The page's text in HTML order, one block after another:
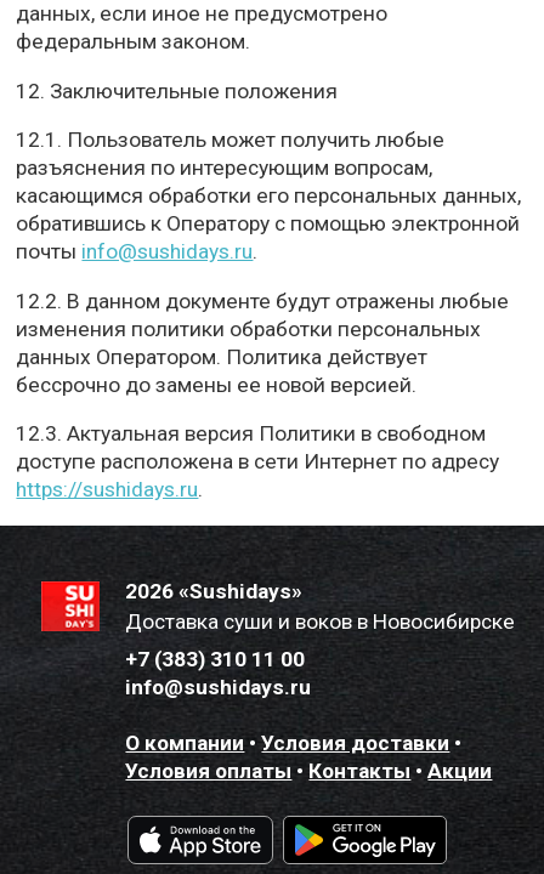
данных, если иное не предусмотрено
федеральным законом.
12. Заключительные положения
12.1. Пользователь может получить любые
разъяснения по интересующим вопросам,
касающимся обработки его персональных данных,
обратившись к Оператору с помощью электронной
почты info@sushidays.ru.
12.2. В данном документе будут отражены любые
изменения политики обработки персональных
данных Оператором. Политика действует
бессрочно до замены ее новой версией.
12.3. Актуальная версия Политики в свободном
доступе расположена в сети Интернет по адресу
https://sushidays.ru.
2026 «Sushidays»
Доставка суши и воков в Новосибирске
+7 (383) 310 11 00
info@sushidays.ru
О компании•Условия доставки •
Условия оплаты • Контакты •Акции